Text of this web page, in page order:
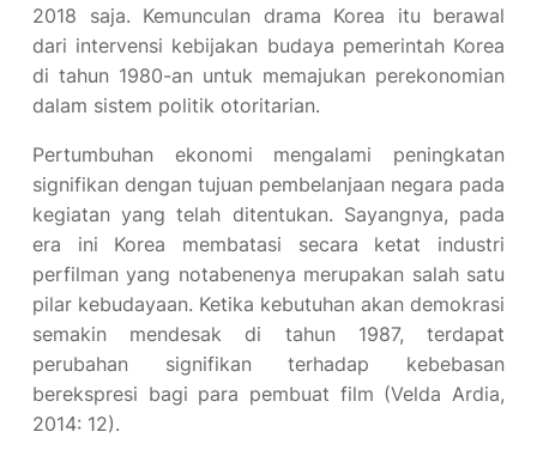
2018 saja. Kemunculan drama Korea itu berawal
dari intervensi kebijakan budaya pemerintah Korea
di tahun 1980-an untuk memajukan perekonomian
dalam sistem politik otoritarian.
Pertumbuhan ekonomi mengalami peningkatan
signifikan dengan tujuan pembelanjaan negara pada
kegiatan yang telah ditentukan. Sayangnya, pada
era ini Korea membatasi secara ketat industri
perfilman yang notabenenya merupakan salah satu
pilar kebudayaan. Ketika kebutuhan akan demokrasi
semakin mendesak di tahun 1987, terdapat
perubahan signifikan terhadap kebebasan
berekspresi bagi para pembuat film (Velda Ardia,
2014: 12).